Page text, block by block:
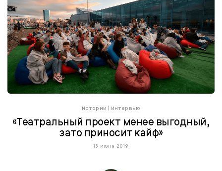
Истории Интервью
«Театральный проект менее выгодный,
зато приносит кайф»
13 июня 2019